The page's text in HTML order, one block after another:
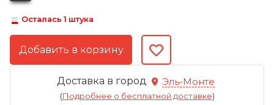
Осталась 1 штука
Доставка в город Эль-Монте
(Подробнее о бесплатной доставке)